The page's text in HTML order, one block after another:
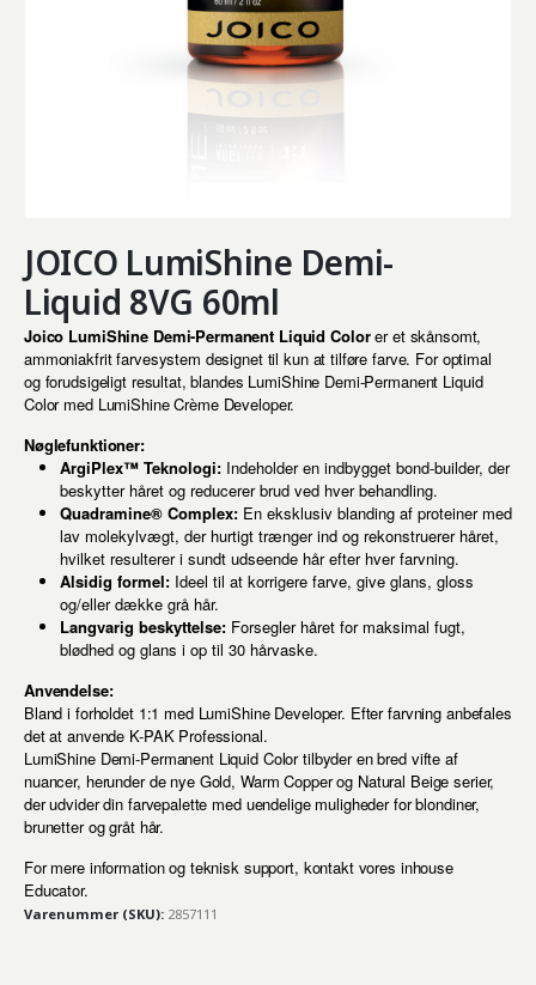
JOICO LumiShine Demi-
Liquid 8VG 60ml
Joico LumiShine Demi-Permanent Liquid Colorer et skånsomt,
ammoniakfrit farvesystem designet til kun at tilføre farve. For optimal
og forudsigeligt resultat, blandes LumiShine Demi-Permanent Liquid
Color med LumiShine Crème Developer.
Nøglefunktioner:
ArgiPlex™ Teknologi:Indeholder en indbygget bond-builder, der
beskytter håret og reducerer brud ved hver behandling.
Quadramine® Complex:En eksklusiv blanding af proteiner med
lav molekylvægt, der hurtigt trænger ind og rekonstruerer håret,
hvilket resulterer i sundt udseende hår efter hver farvning.
Alsidig formel:Ideel til at korrigere farve, give glans, gloss
og/eller dække grå hår.
Langvarig beskyttelse:Forsegler håret for maksimal fugt,
blødhed og glans i op til 30 hårvaske.
Anvendelse:
Bland i forholdet 1:1 med LumiShine Developer. Efter farvning anbefales
det at anvende K-PAK Professional.
LumiShine Demi-Permanent Liquid Color tilbyder en bred vifte af
nuancer, herunder de nye Gold, Warm Copper og Natural Beige serier,
der udvider din farvepalette med uendelige muligheder for blondiner,
brunetter og gråt hår.
For mere information og teknisk support, kontakt vores inhouse
Educator.
Varenummer (SKU): 2857111